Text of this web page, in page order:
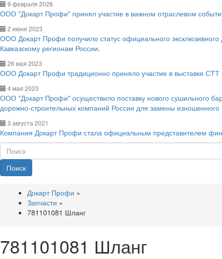
9 февраля 2026
ООО "Докарт Профи" принял участие в важном отраслевом
2 июня 2023
ООО Докарт Профи получило статус официального
Кавказскому регионам России.
26 мая 2023
ООО Докарт Профи традиционно приняло участие в выставке СТТ
4 мая 2023
ООО "Докарт Профи" осуществило поставку нового сушильного
дорожно-строительных компаний России для замены
3 августа 2021
Компания Докарт Профи стала официальным представителем
Поиск
Докарт Профи »
Запчасти »
781101081 Шланг
781101081 Шланг